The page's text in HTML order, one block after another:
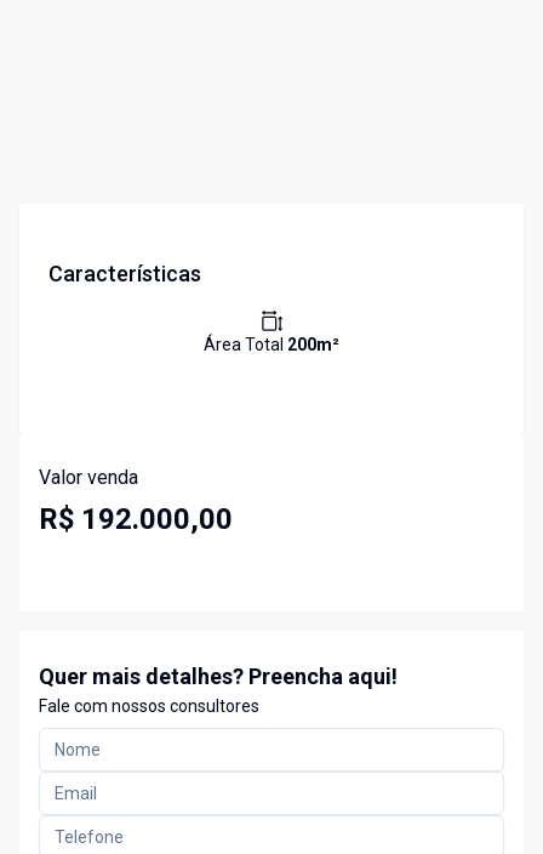
Características
Área Total 200m²
Valor venda
R$ 192.000,00
Quer mais detalhes? Preencha aqui!
Fale com nossos consultores